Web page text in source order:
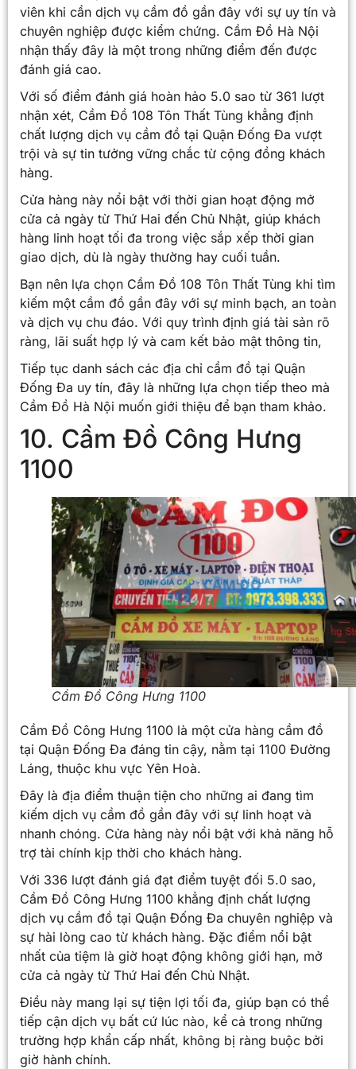
viên khi cần dịch vụ cầm đồ gần đây với sự uy tín và
chuyên nghiệp được kiểm chứng. Cầm Đồ Hà Nội
nhận thấy đây là một trong những điểm đến được
đánh giá cao.
Với số điểm đánh giá hoàn hảo 5.0 sao từ 361 lượt
nhận xét, Cầm Đồ 108 Tôn Thất Tùng khẳng định
chất lượng dịch vụ cầm đồ tại Quận Đống Đa vượt
trội và sự tin tưởng vững chắc từ cộng đồng khách
hàng.
Cửa hàng này nổi bật với thời gian hoạt động mở
cửa cả ngày từ Thứ Hai đến Chủ Nhật, giúp khách
hàng linh hoạt tối đa trong việc sắp xếp thời gian
giao dịch, dù là ngày thường hay cuối tuần.
Bạn nên lựa chọn Cầm Đồ 108 Tôn Thất Tùng khi tìm
kiếm một cầm đồ gần đây với sự minh bạch, an toàn
và dịch vụ chu đáo. Với quy trình định giá tài sản rõ
ràng, lãi suất hợp lý và cam kết bảo mật thông tin,
Tiếp tục danh sách các địa chỉ cầm đồ tại Quận
Đống Đa uy tín, đây là những lựa chọn tiếp theo mà
Cầm Đồ Hà Nội muốn giới thiệu để bạn tham khảo.
10. Cầm Đồ Công Hưng
1100
Cầm Đồ Công Hưng 1100
Cầm Đồ Công Hưng 1100 là một cửa hàng cầm đồ
tại Quận Đống Đa đáng tin cậy, nằm tại 1100 Đường
Láng, thuộc khu vực Yên Hoà.
Đây là địa điểm thuận tiện cho những ai đang tìm
kiếm dịch vụ cầm đồ gần đây với sự linh hoạt và
nhanh chóng. Cửa hàng này nổi bật với khả năng hỗ
trợ tài chính kịp thời cho khách hàng.
Với 336 lượt đánh giá đạt điểm tuyệt đối 5.0 sao,
Cầm Đồ Công Hưng 1100 khẳng định chất lượng
dịch vụ cầm đồ tại Quận Đống Đa chuyên nghiệp và
sự hài lòng cao từ khách hàng. Đặc điểm nổi bật
nhất của tiệm là giờ hoạt động không giới hạn, mở
cửa cả ngày từ Thứ Hai đến Chủ Nhật.
Điều này mang lại sự tiện lợi tối đa, giúp bạn có thể
tiếp cận dịch vụ bất cứ lúc nào, kể cả trong những
trường hợp khẩn cấp nhất, không bị ràng buộc bởi
giờ hành chính.